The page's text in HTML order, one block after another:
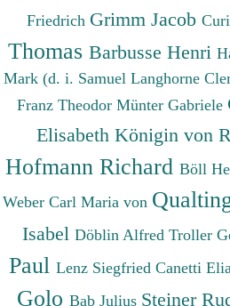
Friedrich Grimm Jacob
Thomas Barbusse Henri
Mark (d. i. Samuel Langhorne
Franz Theodor Münter Gabriele
Elisabeth Königin von
Hofmann Richard Böll
Weber Carl Maria von
Isabel Döblin Alfred Troller
Paul Lenz Siegfried Canetti
Golo Bab Julius Steiner